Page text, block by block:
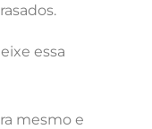
essa
mesmo e